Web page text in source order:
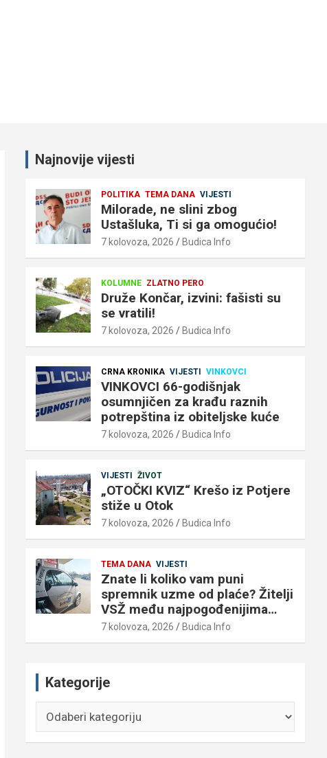
Najnovije vijesti
POLITIKA TEMA DANA VIJESTI
Milorade, ne slini zbog
Ustašluka, Ti si ga omogućio!
7 kolovoza, 2026 Budica Info
KOLUMNE ZLATNO PERO
Druže Končar, izvini: fašisti su
se vratili!
7 kolovoza, 2026 Budica Info
CRNA KRONIKA VIJESTI VINKOVCI
VINKOVCI 66-godišnjak
osumnjičen za krađu raznih
potrepština iz obiteljske kuće
7 kolovoza, 2026 Budica Info
VIJESTI ŽIVOT
„OTOČKI KVIZ“ Krešo iz Potjere
stiže u Otok
7 kolovoza, 2026 Budica Info
TEMA DANA VIJESTI
Znate li koliko vam puni
spremnik uzme od plaće? Žitelji
VSŽ među najpogođenijima…
7 kolovoza, 2026 Budica Info
Kategorije